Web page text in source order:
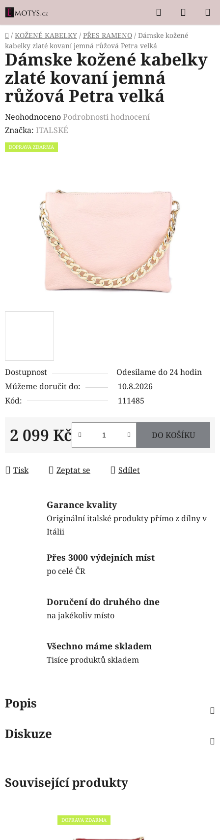
Přejít
na
obsah
Hledat
KOŠÍK
Domů
/ KOŽENÉ KABELKY / PŘES RAMENO / Dámske kožené
kabelky zlaté kovaní jemná růžová Petra velká
Dostupnost
Odesilame do 24 hodin
Můžeme doručit do:
10.8.2026
Kód:
111485
2 099 Kč DO KOŠÍKU
Tisk Zeptat se Sdílet
Dámske kožené kabelky
zlaté kovaní jemná
růžová Petra velká
Průměrné
hodnocení
produktu
hvězdiček.
NeohodnocenoPodrobnosti hodnocení
Značka: ITALSKÉ
DOPRAVA ZDARMA
Garance kvality
Originální italské produkty přímo z dílny v
Itálii
Přes 3000 výdejních míst
po celé ČR
Doručení do druhého dne
na jakékoliv místo
Všechno máme skladem
Tisíce produktů skladem
Popis
Diskuze
Související produkty
DOPRAVA ZDARMA